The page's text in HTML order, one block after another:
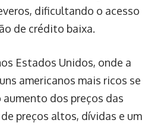
dificultando o acesso
de crédito baixa.
Estados Unidos, onde a
americanos mais ricos se
dos preços das
preços altos, dívidas e um